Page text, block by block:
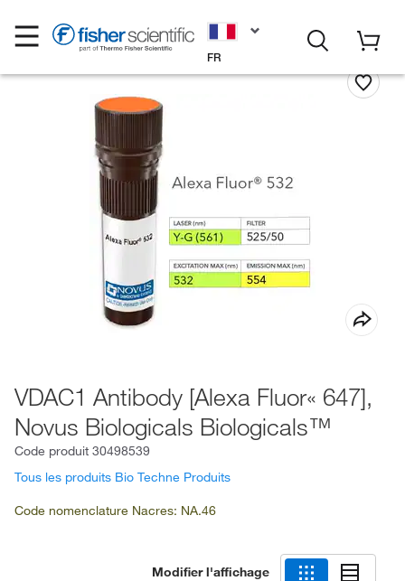
FR
VDAC1 Antibody [Alexa Fluor« 647],
Novus Biologicals Biologicals™
Code produit 30498539
Tous les produits Bio Techne Produits
Code nomenclature Nacres: NA.46
Modifier l'affichage